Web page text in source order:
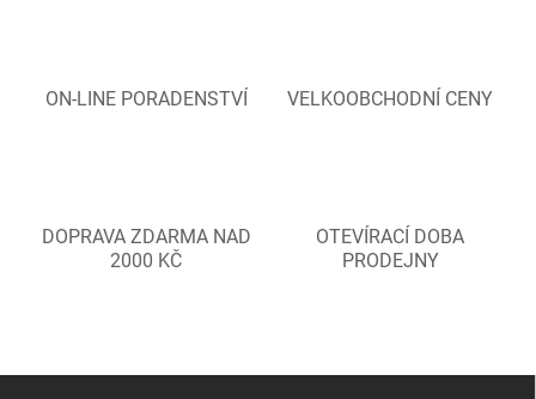
ON-LINE PORADENSTVÍ VELKOOBCHODNÍ CENY
DOPRAVA ZDARMA NAD
2000 KČ
OTEVÍRACÍ DOBA
PRODEJNY